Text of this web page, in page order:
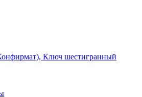
Ключ шестигранный